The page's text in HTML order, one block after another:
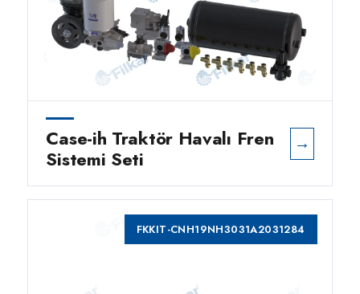
Case-ih Traktör Havalı Fren
Sistemi Seti
→
FKKIT-CNH19NH3031A2031284